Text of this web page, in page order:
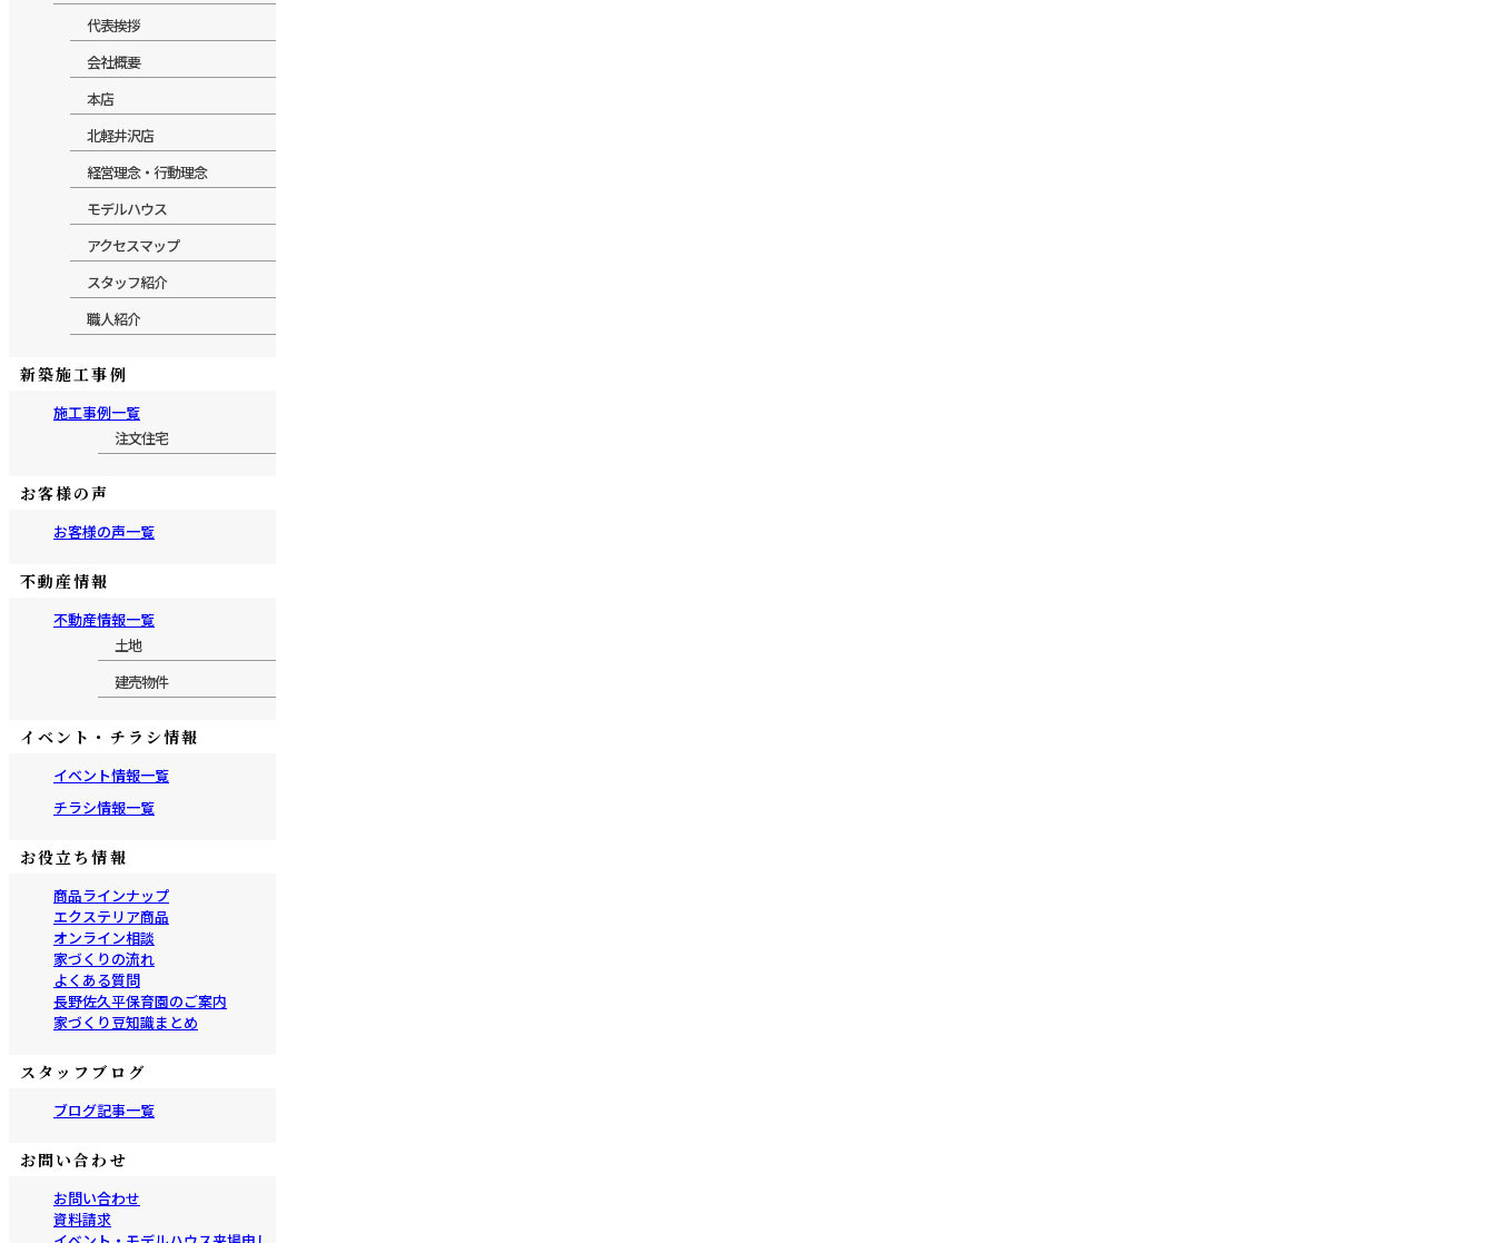
代表挨拶
会社概要
本店
北軽井沢店
経営理念・行動理念
モデルハウス
アクセスマップ
スタッフ紹介
職人紹介
新築施工事例
施工事例一覧
注文住宅
お客様の声
お客様の声一覧
不動産情報
不動産情報一覧
土地
建売物件
イベント・チラシ情報
イベント情報一覧
チラシ情報一覧
お役立ち情報
商品ラインナップ
エクステリア商品
オンライン相談
家づくりの流れ
よくある質問
長野佐久平保育園のご案内
家づくり豆知識まとめ
スタッフブログ
ブログ記事一覧
お問い合わせ
お問い合わせ
資料請求